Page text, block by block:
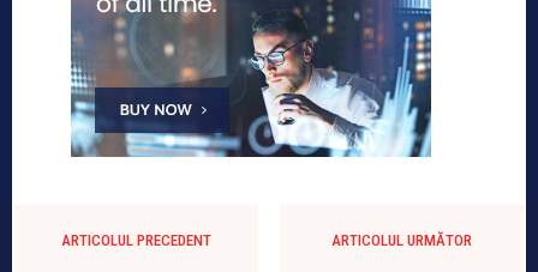
ARTICOLUL PRECEDENT ARTICOLUL URMĂTOR